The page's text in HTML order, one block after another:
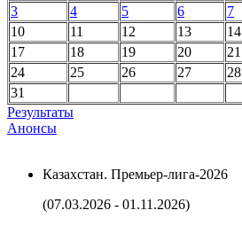
3
4 5 6 7
10
11 12 13 14
17
18 19 20 21
24
25 26 27 28
31
Результаты
Анонсы
Казахстан. Премьер-лига-2026
(07.03.2026 - 01.11.2026)